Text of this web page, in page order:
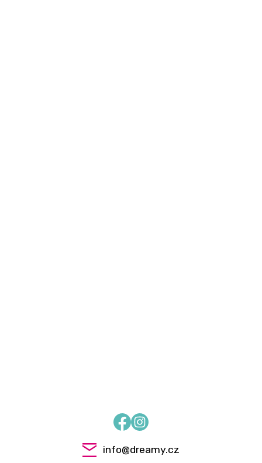
FacebookInstagram
info@dreamy.cz